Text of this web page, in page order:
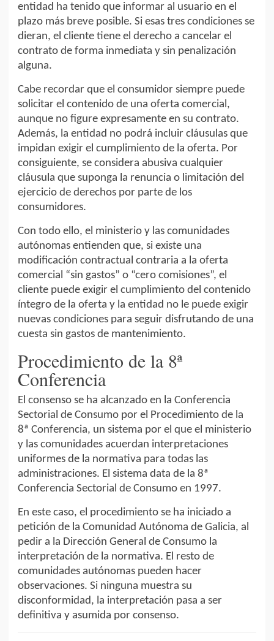
entidad ha tenido que informar al usuario en el
plazo más breve posible. Si esas tres condiciones se
dieran, el cliente tiene el derecho a cancelar el
contrato de forma inmediata y sin penalización
alguna.
Cabe recordar que el consumidor siempre puede
solicitar el contenido de una oferta comercial,
aunque no figure expresamente en su contrato.
Además, la entidad no podrá incluir cláusulas que
impidan exigir el cumplimiento de la oferta. Por
consiguiente, se considera abusiva cualquier
cláusula que suponga la renuncia o limitación del
ejercicio de derechos por parte de los
consumidores.
Con todo ello, el ministerio y las comunidades
autónomas entienden que, si existe una
modificación contractual contraria a la oferta
comercial “sin gastos” o “cero comisiones”, el
cliente puede exigir el cumplimiento del contenido
íntegro de la oferta y la entidad no le puede exigir
nuevas condiciones para seguir disfrutando de una
cuesta sin gastos de mantenimiento.
Procedimiento de la 8ª
Conferencia
El consenso se ha alcanzado en la Conferencia
Sectorial de Consumo por el Procedimiento de la
8ª Conferencia, un sistema por el que el ministerio
y las comunidades acuerdan interpretaciones
uniformes de la normativa para todas las
administraciones. El sistema data de la 8ª
Conferencia Sectorial de Consumo en 1997.
En este caso, el procedimiento se ha iniciado a
petición de la Comunidad Autónoma de Galicia, al
pedir a la Dirección General de Consumo la
interpretación de la normativa. El resto de
comunidades autónomas pueden hacer
observaciones. Si ninguna muestra su
disconformidad, la interpretación pasa a ser
definitiva y asumida por consenso.